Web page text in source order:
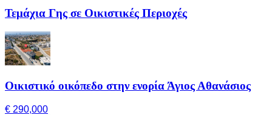
Τεμάχια Γης σε Οικιστικές Περιοχές
Οικιστικό οικόπεδο στην ενορία Άγιος Αθανάσιος
€ 290,000